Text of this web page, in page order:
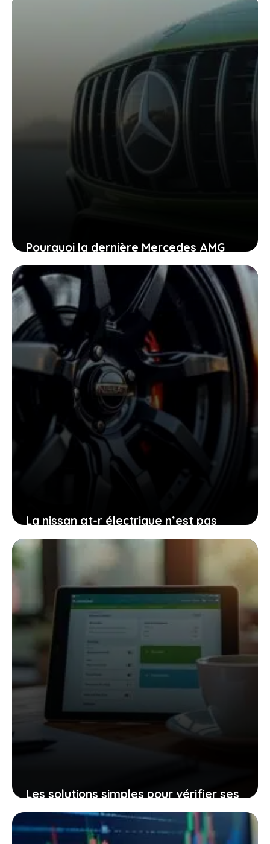
Pourquoi la dernière Mercedes AMG
électrique sportive est un choc pour un
pilote de F1 et un signal pour vous
2 décembre 2025
La nissan gt-r électrique n’est pas
pour demain : pourquoi cette attente
vous concerne
21 novembre 2025
Les solutions simples pour vérifier ses
amendes sans perdre de temps et en
toute sérénité